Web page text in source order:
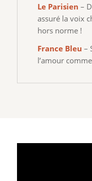
Le Parisien –
assuré la voix
hors norme !
France Bleu –
l’amour